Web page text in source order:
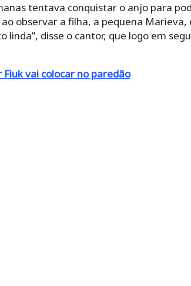
tentava conquistar o anjo para
observar a filha, a pequena
linda”, disse o cantor, que logo em
vai colocar no paredão